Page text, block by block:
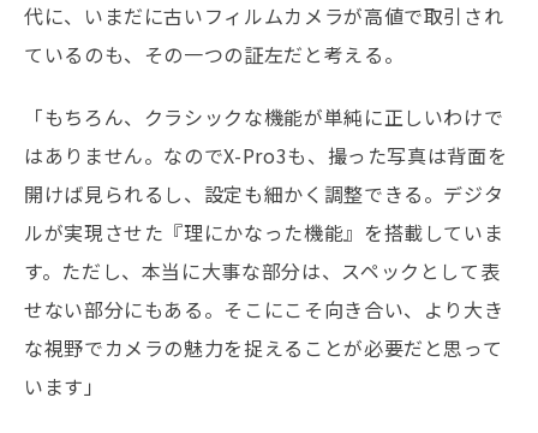
代に、いまだに古いフィルムカメラが高値で取引され
ているのも、その一つの証左だと考える。
「もちろん、クラシックな機能が単純に正しいわけで
はありません。なのでX-Pro3も、撮った写真は背面を
開けば見られるし、設定も細かく調整できる。デジタ
ルが実現させた『理にかなった機能』を搭載していま
す。ただし、本当に大事な部分は、スペックとして表
せない部分にもある。そこにこそ向き合い、より大き
な視野でカメラの魅力を捉えることが必要だと思って
います」